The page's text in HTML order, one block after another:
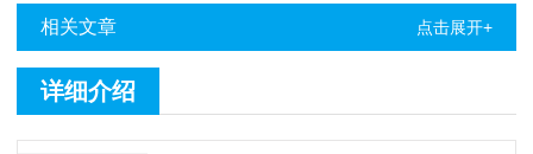
相关文章 点击展开+
详细介绍